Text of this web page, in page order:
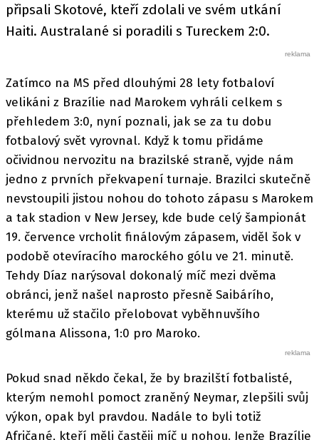
připsali Skotové, kteří zdolali ve svém utkání
Haiti. Australané si poradili s Tureckem 2:0.
Zatímco na MS před dlouhými 28 lety fotbaloví
velikáni z Brazílie nad Marokem vyhráli celkem s
přehledem 3:0, nyní poznali, jak se za tu dobu
fotbalový svět vyrovnal. Když k tomu přidáme
očividnou nervozitu na brazilské straně, vyjde nám
jedno z prvních překvapení turnaje. Brazilci skutečně
nevstoupili jistou nohou do tohoto zápasu s Marokem
a tak stadion v New Jersey, kde bude celý šampionát
19. července vrcholit finálovým zápasem, viděl šok v
podobě otevíracího marockého gólu ve 21. minutě.
Tehdy Díaz narýsoval dokonalý míč mezi dvěma
obránci, jenž našel naprosto přesně Saibárího,
kterému už stačilo přelobovat vyběhnuvšího
gólmana Alissona, 1:0 pro Maroko.
Pokud snad někdo čekal, že by brazilští fotbalisté,
kterým nemohl pomoct zraněný Neymar, zlepšili svůj
výkon, opak byl pravdou. Nadále to byli totiž
Afričané, kteří měli častěji míč u nohou. Jenže Brazílie